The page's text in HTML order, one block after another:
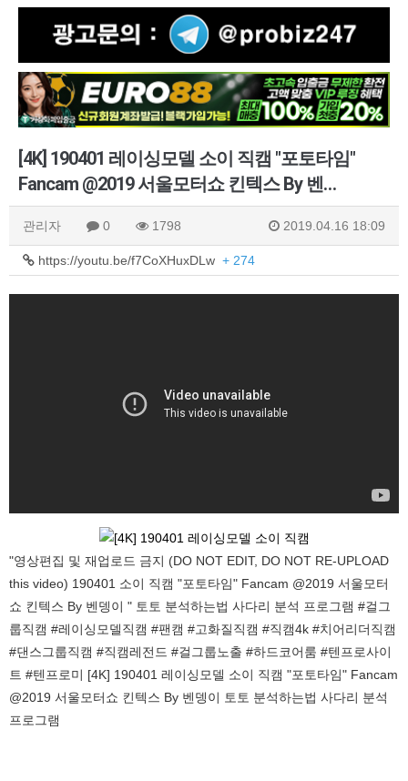
[4K] 190401 레이싱모델 소이 직캠 "포토타임"
Fancam @2019 서울모터쇼 킨텍스 By 벤…
관리자 0 1798 2019.04.16 18:09
https://youtu.be/f7CoXHuxDLw + 274
"영상편집 및 재업로드 금지 (DO NOT EDIT, DO NOT RE-UPLOAD
this video) 190401 소이 직캠 "포토타임" Fancam @2019 서울모터
쇼 킨텍스 By 벤뎅이 " 토토 분석하는법 사다리 분석 프로그램 #걸그
룹직캠 #레이싱모델직캠 #팬캠 #고화질직캠 #직캠4k #치어리더직캠
#댄스그룹직캠 #직캠레전드 #걸그룹노출 #하드코어룸 #텐프로사이
트 #텐프로미 [4K] 190401 레이싱모델 소이 직캠 "포토타임" Fancam
@2019 서울모터쇼 킨텍스 By 벤뎅이 토토 분석하는법 사다리 분석
프로그램